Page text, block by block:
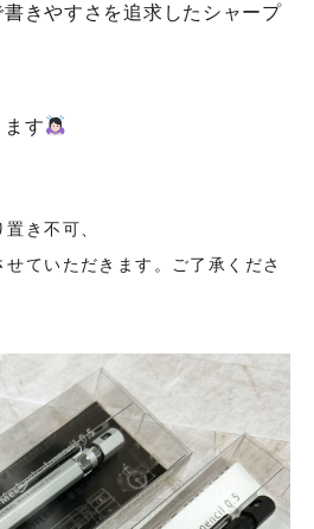
きやすさを追求したシャープ
す
き不可、
ていただきます。ご了承くださ